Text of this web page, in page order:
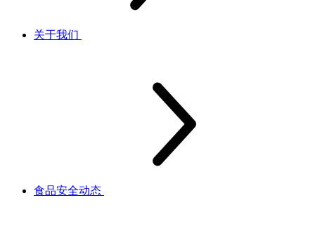
关于我们
食品安全动态